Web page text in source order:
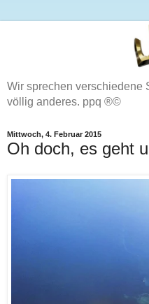
Wir sprechen verschiedene
völlig anderes. ppq ®©
Mittwoch, 4. Februar 2015
Oh doch, es geht